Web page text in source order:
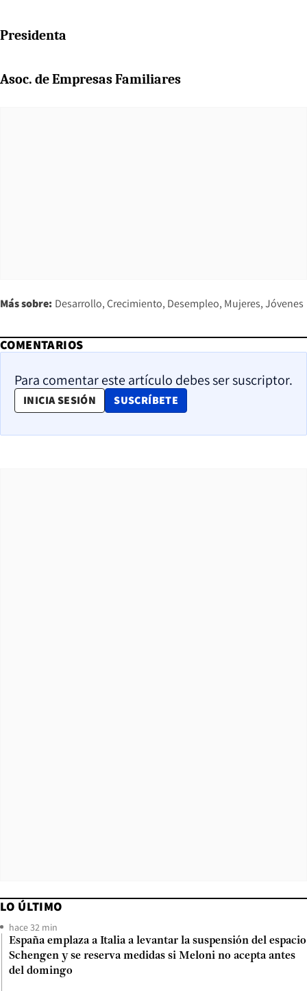
Presidenta
Asoc. de Empresas Familiares
Más sobre: Desarrollo Crecimiento Desempleo Mujeres Jóvenes
COMENTARIOS
Para comentar este artículo debes ser suscriptor.
INICIA SESIÓN SUSCRÍBETE
OPENS IN NEW WINDOW
LO ÚLTIMO
hace 32 min
España emplaza a Italia a levantar la suspensión del espacio
Schengen y se reserva medidas si Meloni no acepta antes
del domingo